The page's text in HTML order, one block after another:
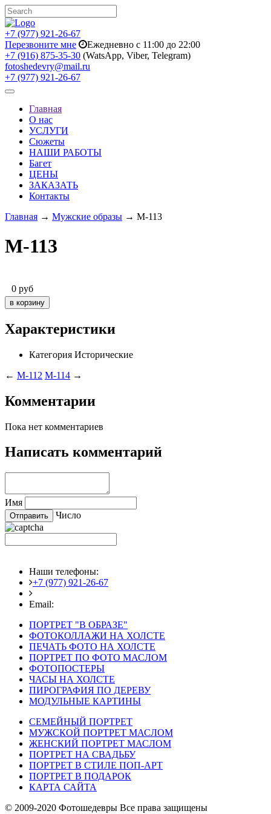
+7 (977) 921-26-67
Перезвоните мне
Ежедневно с 11:00 до 22:00
+7 (916) 875-35-30 (WatsApp, Viber, Telegram)
fotoshedevry@mail.ru
+7 (977) 921-26-67
Toggle
navigationГлавная
О нас
УСЛУГИ
Сюжеты
НАШИ РАБОТЫ
Багет
ЦЕНЫ
ЗАКАЗАТЬ
Контакты
Главная → Мужские образы → M-113
M-113
0 руб
Характеристики
Категория Исторические
← M-112 M-114 →
Комментарии
Пока нет комментариев
Написать комментарий
Имя
Число
Наши телефоны:
+7 (977) 921-26-67
Email:
ПОРТРЕТ "В ОБРАЗЕ"
ФОТОКОЛЛАЖИ НА ХОЛСТЕ
ПЕЧАТЬ ФОТО НА ХОЛСТЕ
ПОРТРЕТ ПО ФОТО МАСЛОМ
ФОТОПОСТЕРЫ
ЧАСЫ НА ХОЛСТЕ
ПИРОГРАФИЯ ПО ДЕРЕВУ
МОДУЛЬНЫЕ КАРТИНЫ
СЕМЕЙНЫЙ ПОРТРЕТ
МУЖСКОЙ ПОРТРЕТ МАСЛОМ
ЖЕНСКИЙ ПОРТРЕТ МАСЛОМ
ПОРТРЕТ НА СВАДЬБУ
ПОРТРЕТ В СТИЛЕ ПОП-АРТ
ПОРТРЕТ В ПОДАРОК
КАРТА САЙТА
© 2009-2020 Фотошедевры Все права защищены